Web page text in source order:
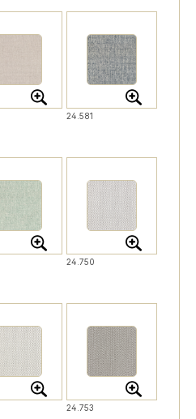
24.581
24.750
24.753